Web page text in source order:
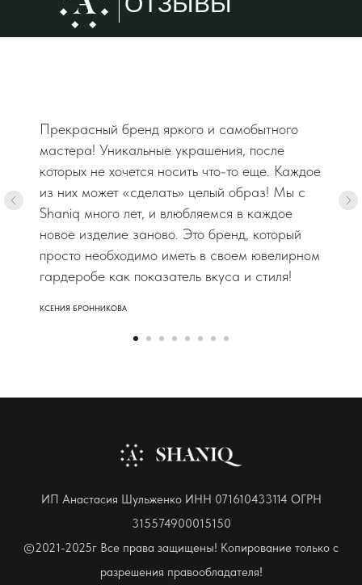
Прекрасный бренд яркого и самобытного
мастера! Уникальные украшения, после
которых не хочется носить что-то еще. Каждое
из них может «сделать» целый образ! Мы с
Shaniq много лет, и влюбляемся в каждое
новое изделие заново. Это бренд, который
просто необходимо иметь в своем ювелирном
гардеробе как показатель вкуса и стиля!
КСЕНИЯ БРОННИКОВА
ИП Анастасия Шульженко ИНН 071610433114 ОГРН
315574900015150
©2021-2025г Все права защищены! Копирование только с
разрешения правообладателя!